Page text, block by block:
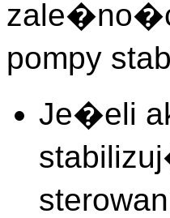
pompy
Je�eli